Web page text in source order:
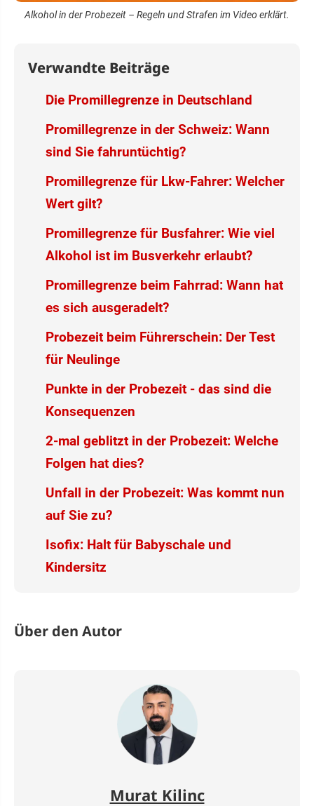
Alkohol in der Probezeit – Regeln und Strafen im Video erklärt.
Verwandte Beiträge
Die Promillegrenze in Deutschland
Promillegrenze in der Schweiz: Wann
sind Sie fahruntüchtig?
Promillegrenze für Lkw-Fahrer: Welcher
Wert gilt?
Promillegrenze für Busfahrer: Wie viel
Alkohol ist im Busverkehr erlaubt?
Promillegrenze beim Fahrrad: Wann hat
es sich ausgeradelt?
Probezeit beim Führerschein: Der Test
für Neulinge
Punkte in der Probezeit - das sind die
Konsequenzen
2-mal geblitzt in der Probezeit: Welche
Folgen hat dies?
Unfall in der Probezeit: Was kommt nun
auf Sie zu?
Isofix: Halt für Babyschale und
Kindersitz
Über den Autor
Murat Kilinc